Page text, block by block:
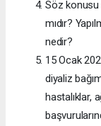
Söz konusu
mıdır?
nedir?
15 Ocak
diyaliz
hastalıklar,